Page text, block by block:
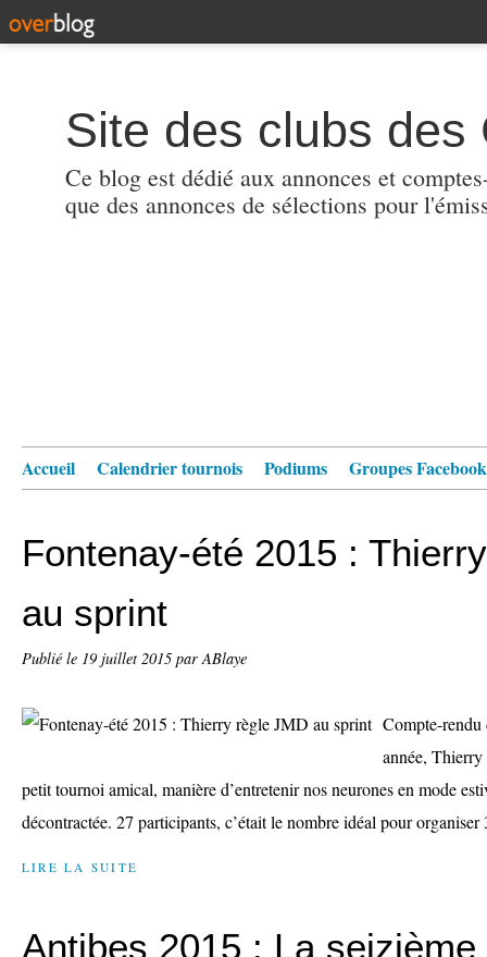
Site des clubs
Ce blog est dédié aux annonces et
que des annonces de sélections pour
Accueil Calendrier tournois Podiums Groupes Facebook
Fontenay-été 2015 :
au sprint
Publié le 19 juillet 2015 par ABlaye
Compte-
année,
petit tournoi amical, manière d’entretenir nos neurones en mode
décontractée. 27 participants, c’était le nombre idéal pour
LIRE LA SUITE
Antibes 2015 : La